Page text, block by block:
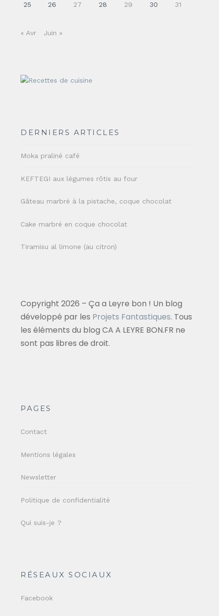
25 26 27 28 29 30 31
« Avr Juin »
DERNIERS ARTICLES
Moka praliné café
KEFTEGI aux légumes rôtis au four
Gâteau marbré à la pistache, coque chocolat
Cake marbré en coque chocolat
Tiramisu al limone (au citron)
Copyright 2026 – Ça a Leyre bon ! Un blog
développé par les Projets Fantastiques. Tous
les éléments du blog CA A LEYRE BON.FR ne
sont pas libres de droit.
PAGES
Contact
Mentions légales
Newsletter
Politique de confidentialité
Qui suis-je ?
RÉSEAUX SOCIAUX
Facebook